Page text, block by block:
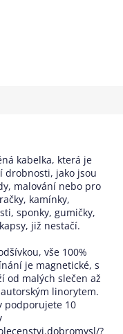
kabelka, která je
drobnosti, jako jsou
malování nebo pro
kamínky,
sponky, gumičky,
již nestačí.
vše 100%
je magnetické, s
od malých slečen až
linorytem.
podporujete 10
?